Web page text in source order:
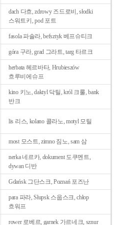
dach 다흐, zdrowy 즈드로비, słodki
스워트키, pod 포트
fasola 파솔라, befsztyk 베프슈티크
góra 구라, grad 그라트, targ 타르크
herbata 헤르바타, Hrubieszów
흐루비에슈프
kino 키노, daktyl 닥틸, król 크룰, bank
반크
lis 리스, kolano 콜라노, motyl 모틸
most 모스트, zimno 짐노, sam 삼
nerka 네르카, dokument 도쿠멘트,
dywan 디반
Gdańsk 그단스크, Poznań 포즈난
para 파라, Słupsk 스웁스크, chłop
흐워프
rower 로베르, garnek 가르네크, sznur